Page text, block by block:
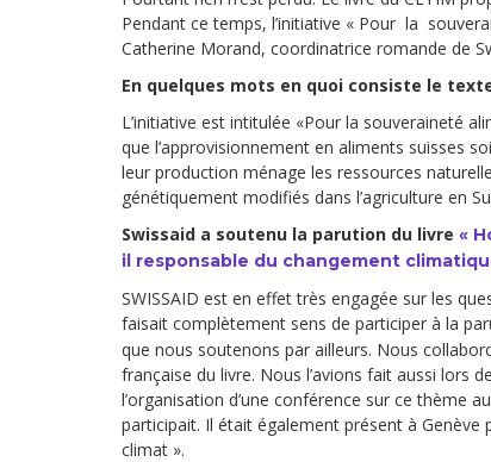
Pendant ce temps, l’initiative « Pour la
Catherine Morand, coordinatrice romande de
En quelques mots en quoi consiste le
L’initiative est intitulée «Pour la souveraineté
que l’approvisionnement en aliments suisses
leur production ménage les ressources
génétiquement modifiés dans l’agriculture en
Swissaid a soutenu la parution du livre «
il responsable du changement
SWISSAID est en effet très engagée sur les
faisait complètement sens de participer à la
que nous soutenons par ailleurs. Nous
française du livre. Nous l’avions fait aussi lors
l’organisation d’une conférence sur ce thème
participait. Il était également présent à
climat ».